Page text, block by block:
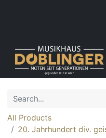
All Products
20. Jahrhundert div.